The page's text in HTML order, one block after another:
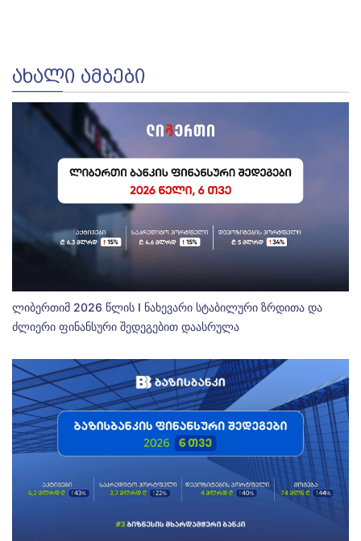
ᲐᲮᲐᲚᲘ ᲐᲛᲑᲔᲑᲘ
ლიბერთიმ 2026 წლის I ნახევარი სტაბილური ზრდითა და
ძლიერი ფინანსური შედეგებით დაასრულა